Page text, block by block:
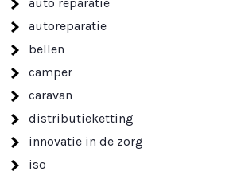
autoreparatie
bellen
camper
caravan
distributieketting
innovatie in de zorg
iso